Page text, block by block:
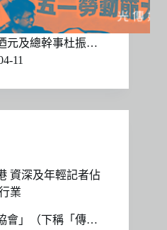
元及總幹事杜振…
11
資深及年輕記者佔
業
會」（下稱「傳…